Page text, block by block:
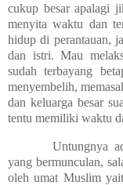
cukup besar apalagi
menyita waktu dan
hidup di perantauan,
dan istri. Mau
sudah terbayang
menyembelih,
dan keluarga besar
tentu memiliki waktu
Untungnya
yang bermunculan,
oleh umat Muslim